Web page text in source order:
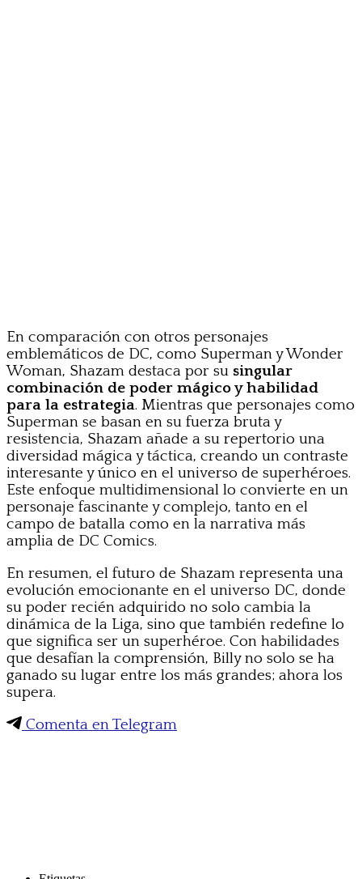
En comparación con otros personajes
emblemáticos de DC, como Superman y Wonder
Woman, Shazam destaca por su singular
combinación de poder mágico y habilidad
para la estrategia. Mientras que personajes como
Superman se basan en su fuerza bruta y
resistencia, Shazam añade a su repertorio una
diversidad mágica y táctica, creando un contraste
interesante y único en el universo de superhéroes.
Este enfoque multidimensional lo convierte en un
personaje fascinante y complejo, tanto en el
campo de batalla como en la narrativa más
amplia de DC Comics.
En resumen, el futuro de Shazam representa una
evolución emocionante en el universo DC, donde
su poder recién adquirido no solo cambia la
dinámica de la Liga, sino que también redefine lo
que significa ser un superhéroe. Con habilidades
que desafían la comprensión, Billy no solo se ha
ganado su lugar entre los más grandes; ahora los
supera.
Comenta en Telegram